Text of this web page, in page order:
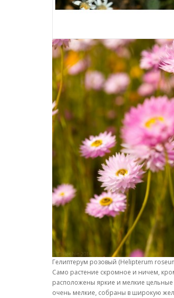
Гелиптерум розовый (Helipterum
Само растение скромное и ничем,
расположены яркие и мелкие цельные
очень мелкие, собраны в широкую